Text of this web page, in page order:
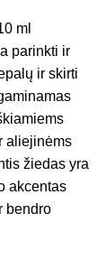
ml
parinkti ir
ir skirti
aliejinėms
žiedas yra
akcentas
bendro